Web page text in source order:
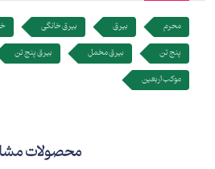
محرم بیرق بیرق خانگی
پنج تن
بیرق مخمل بیرق پنج تن
موکب اربعین
محصولات